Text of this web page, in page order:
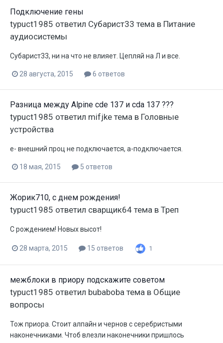
Подключение гены
typuct1985 ответил Субарист33 тема в Питание
аудиосистемы
Субарист33, ни на что не влияет. Цепляй на Л и все.
28 августа, 2015 6 ответов
Разница между Alpine cde 137 и cda 137 ???
typuct1985 ответил mifjke тема в Головные
устройства
е- внешний проц не подключается, а-подключается.
18 мая, 2015 5 ответов
Жорик710, с днем рождения!
typuct1985 ответил сварщик64 тема в Треп
С рождением! Новых высот!
28 марта, 2015 15 ответов 1
межблоки в приору подскажите советом
typuct1985 ответил bubaboba тема в Общие
вопросы
Тож приора. Стоит алпайн и чернов с серебристыми
наконечниками. Чтоб влезли наконечники пришлось